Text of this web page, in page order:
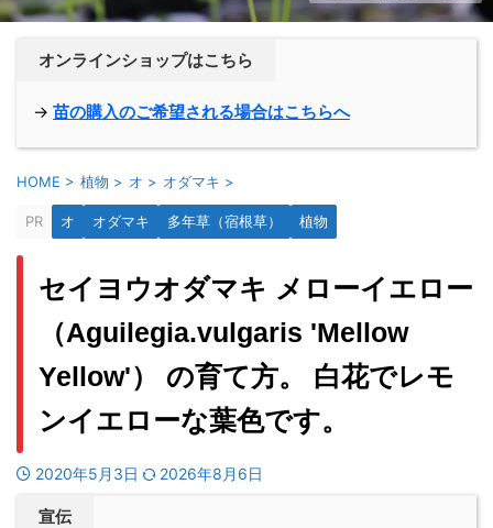
オンラインショップはこちら
→ 苗の購入のご希望される場合はこちらへ
HOME > 植物 > オ > オダマキ >
PR オ オダマキ 多年草（宿根草） 植物
セイヨウオダマキ メローイエロー
（Aguilegia.vulgaris 'Mellow
Yellow'） の育て方。 白花でレモ
ンイエローな葉色です。
2020年5月3日 2026年8月6日
宣伝